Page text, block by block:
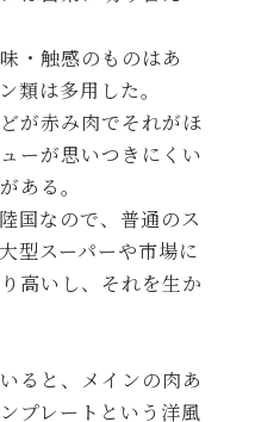
・触感のものはあ
類は多用した。
が赤み肉でそれがほ
ーが思いつきにくい
ある。
国なので、普通のス
型スーパーや市場に
高いし、それを生か
ると、メインの肉あ
プレートという洋風